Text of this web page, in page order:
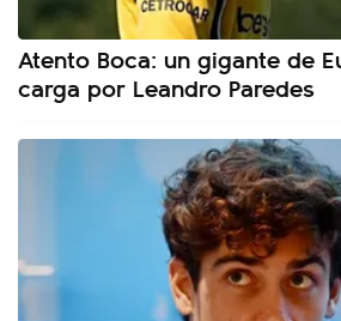
Atento Boca: un gigante de
carga por Leandro Paredes